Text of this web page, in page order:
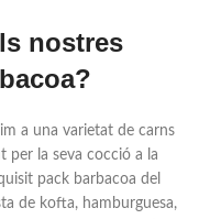
nostres
a una varietat de carns
per la seva cocció a la
pack barbacoa del
de kofta, hamburguesa,